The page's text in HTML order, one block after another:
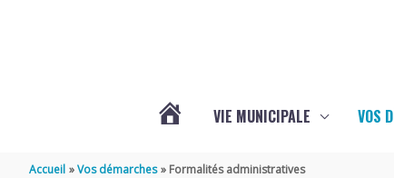
VIE MUNICIPALE VOS
Accueil Vos démarches Formalités administratives